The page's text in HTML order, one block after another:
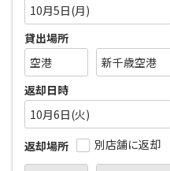
10月5日(月)
貸出場所
返却日時
10月6日(火)
返却場所
別店舗に返却